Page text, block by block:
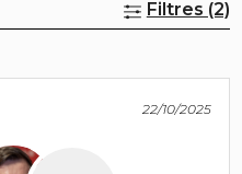
Filtres (2)
22/10/2025